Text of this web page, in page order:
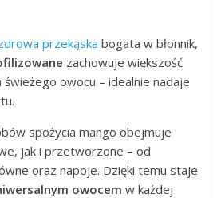
przekąska bogata w błonnik,
zachowuje większość
owocu – idealnie nadaje
spożycia mango obejmuje
jak i przetworzone – od
oraz napoje. Dzięki temu staje
owocem w każdej